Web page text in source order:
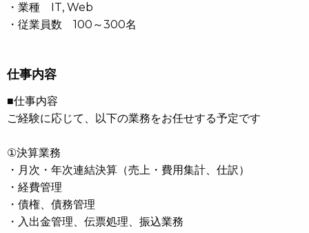
・業種 IT, Web
・従業員数 100～300名
仕事内容
■仕事内容
ご経験に応じて、以下の業務をお任せする予定です
①決算業務
・月次・年次連結決算（売上・費用集計、仕訳）
・経費管理
・債権、債務管理
・入出金管理、伝票処理、振込業務